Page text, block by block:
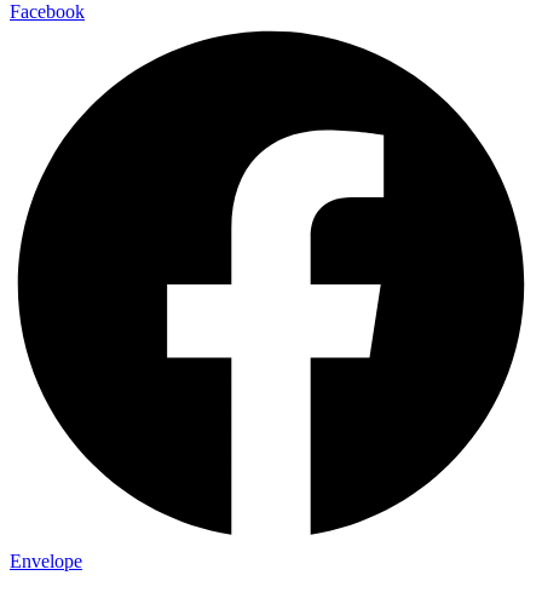
Facebook
Envelope